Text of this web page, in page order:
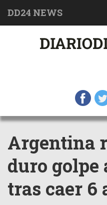
DD24 NEWS
Argentina
duro golpe
tras caer 6